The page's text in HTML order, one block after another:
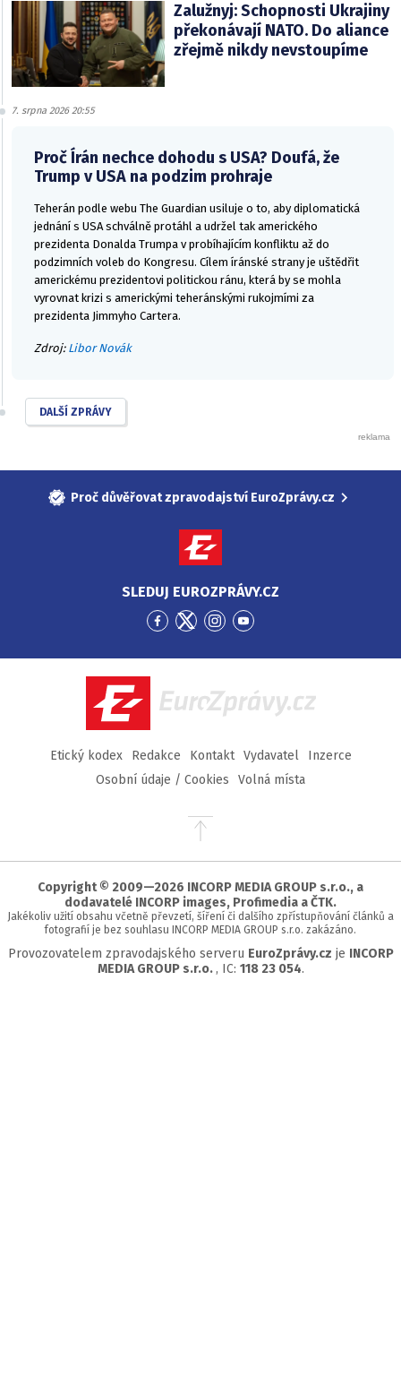
Zalužnyj: Schopnosti Ukrajiny
překonávají NATO. Do aliance
zřejmě nikdy nevstoupíme
7. srpna 2026 20:55
Proč Írán nechce dohodu s USA? Doufá, že
Trump v USA na podzim prohraje
Teherán podle webu The Guardian usiluje o to, aby diplomatická
jednání s USA schválně protáhl a udržel tak amerického
prezidenta Donalda Trumpa v probíhajícím konfliktu až do
podzimních voleb do Kongresu. Cílem íránské strany je uštědřit
americkému prezidentovi politickou ránu, která by se mohla
vyrovnat krizi s americkými teheránskými rukojmími za
prezidenta Jimmyho Cartera.
Zdroj: Libor Novák
DALŠÍ ZPRÁVY
Proč důvěřovat zpravodajství EuroZprávy.cz
SLEDUJ EUROZPRÁVY.CZ
Přejít
Facebook
Přejít
Twitter
Přejít
Instagram
Přejít
YouTube
EuroZprávy.cz
Etický kodex Redakce Kontakt Vydavatel
Inzerce
Osobní údaje / Cookies
Volná místa
Přejít
stránky
Copyright © 2009—2026 INCORP MEDIA GROUP s.r.o., a
dodavatelé INCORP images, Profimedia a ČTK.
Jakékoliv užití obsahu včetně převzetí, šíření či dalšího zpřístupňování článků a
fotografií je bez souhlasu INCORP MEDIA GROUP s.r.o. zakázáno.
Provozovatelem zpravodajského serveru EuroZprávy.cz je INCORP
MEDIA GROUP s.r.o., IC: 118 23 054.